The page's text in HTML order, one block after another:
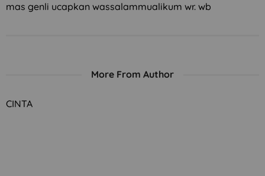
mas genli ucapkan wassalammualikum wr. wb
More From Author
CINTA